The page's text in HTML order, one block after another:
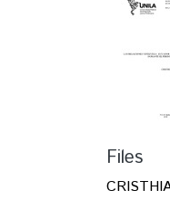
Files